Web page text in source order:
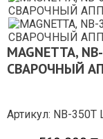
MAGNETTA,
СВАРОЧНЫЙ
Артикул: NB-350T